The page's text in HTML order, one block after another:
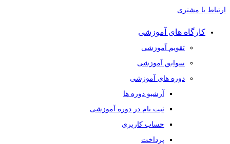
کارگاه های آموزشی
تقویم آموزشی
سوابق آموزشی
دوره های آموزشی
آرشیو دوره ها
ثبت نام در دوره آموزشی
حساب کاربری
پرداخت